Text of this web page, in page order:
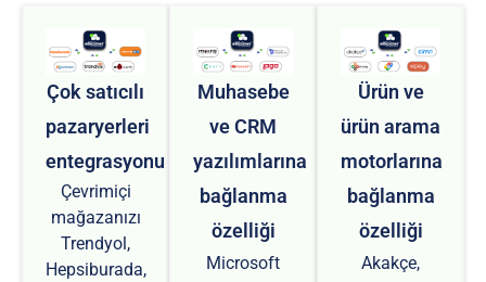
Çok satıcılı
pazaryerleri
entegrasyonu
Çevrimiçi
mağazanızı
Trendyol,
Hepsiburada,
Muhasebe
ve CRM
yazılımlarına
bağlanma
özelliği
Microsoft
Ürün ve
ürün arama
motorlarına
bağlanma
özelliği
Akakçe,